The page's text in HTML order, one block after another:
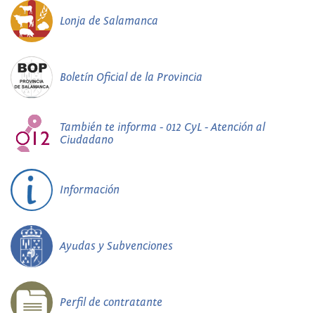
Lonja de Salamanca
Boletín Oficial de la Provincia
También te informa - 012 CyL - Atención al
Ciudadano
Información
Ayudas y Subvenciones
Perfil de contratante